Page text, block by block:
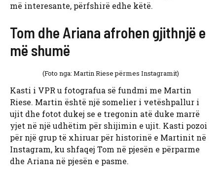
më interesante, përfshirë edhe këtë.
Tom dhe Ariana afrohen gjithnjë e
më shumë
(Foto nga: Martin Riese përmes Instagramit)
Kasti i VPR u fotografua së fundmi me Martin
Riese. Martin është një somelier i vetëshpallur i
ujit dhe fotot dukej se e tregonin atë duke marrë
yjet në një udhëtim për shijimin e ujit. Kasti pozoi
për një grup të xhiruar për historinë e Martinit në
Instagram, ku shfaqej Tom në pjesën e përparme
dhe Ariana në pjesën e pasme.